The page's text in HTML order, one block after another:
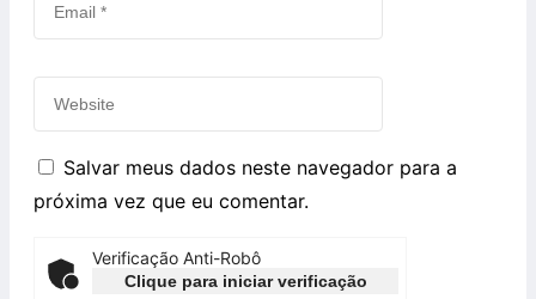
Salvar meus dados neste navegador para a
próxima vez que eu comentar.
Verificação Anti-Robô
Clique para iniciar verificação